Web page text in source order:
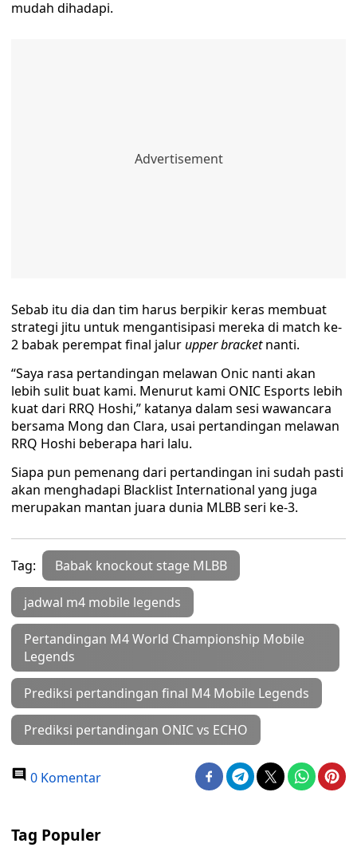
mudah dihadapi.
Sebab itu dia dan tim harus berpikir keras membuat
strategi jitu untuk mengantisipasi mereka di match ke-
2 babak perempat final jalurupper bracketnanti.
“Saya rasa pertandingan melawan Onic nanti akan
lebih sulit buat kami. Menurut kami ONIC Esports lebih
kuat dari RRQ Hoshi,” katanya dalam sesi wawancara
bersama Mong dan Clara, usai pertandingan melawan
RRQ Hoshi beberapa hari lalu.
Siapa pun pemenang dari pertandingan ini sudah pasti
akan menghadapi Blacklist International yang juga
merupakan mantan juara dunia MLBB seri ke-3.
Tag: Babak knockout stage MLBB
jadwal m4 mobile legends
Pertandingan M4 World Championship Mobile
Legends
Prediksi pertandingan final M4 Mobile Legends
Prediksi pertandingan ONIC vs ECHO
0 Komentar
Tag Populer